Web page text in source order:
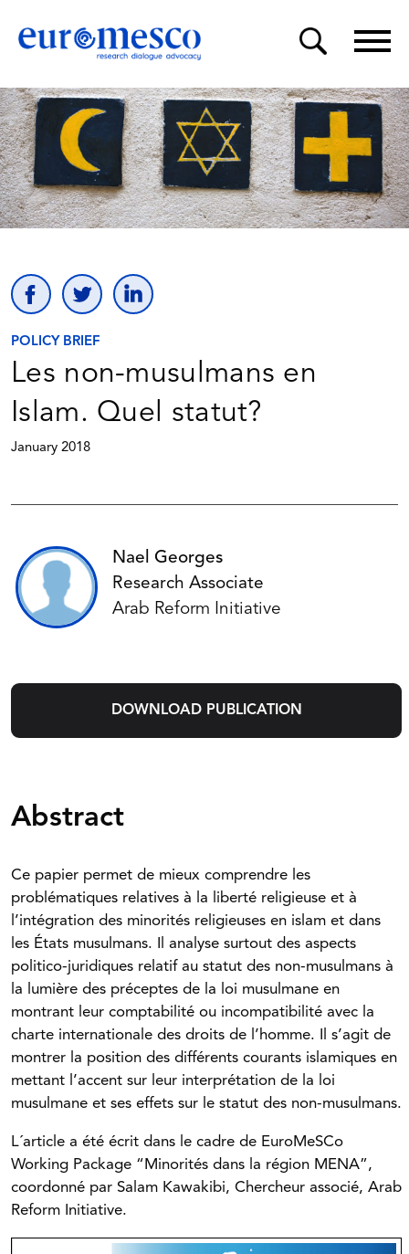
POLICY BRIEF
Les non-musulmans en
Islam. Quel statut?
January 2018
Nael Georges
Research Associate
Arab Reform Initiative
DOWNLOAD PUBLICATION
Abstract
Ce papier permet de mieux comprendre les
problématiques relatives à la liberté religieuse et à
l’intégration des minorités religieuses en islam et dans
les États musulmans. Il analyse surtout des aspects
politico-juridiques relatif au statut des non-musulmans à
la lumière des préceptes de la loi musulmane en
montrant leur comptabilité ou incompatibilité avec la
charte internationale des droits de l’homme. Il s’agit de
montrer la position des différents courants islamiques en
mettant l’accent sur leur interprétation de la loi
musulmane et ses effets sur le statut des non-musulmans.
L´article a été écrit dans le cadre de EuroMeSCo
Working Package “Minorités dans la région MENA”,
coordonné par Salam Kawakibi, Chercheur associé, Arab
Reform Initiative.